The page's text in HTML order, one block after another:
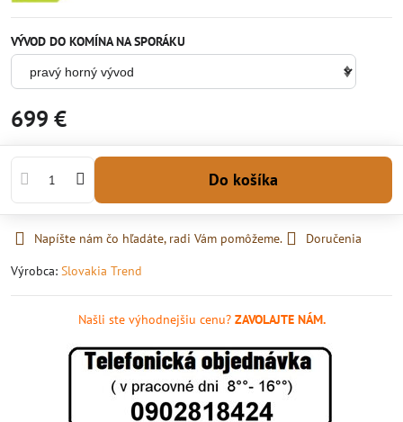
VÝVOD DO KOMÍNA NA SPORÁKU
699 €
Do košíka
Napíšte nám čo hľadáte, radi Vám pomôžeme.
Doručenia
Výrobca: Slovakia Trend
Našli ste výhodnejšiu cenu?ZAVOLAJTE NÁM.